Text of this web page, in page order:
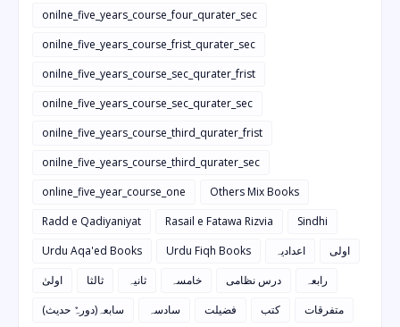
onilne_five_years_course_four_qurater_sec
onilne_five_years_course_frist_qurater_sec
onilne_five_years_course_sec_qurater_frist
onilne_five_years_course_sec_qurater_sec
onilne_five_years_course_third_qurater_frist
onilne_five_years_course_third_qurater_sec
online_five_year_course_one
Others Mix Books
Radd e Qadiyaniyat
Rasail e Fatawa Rizvia
Sindhi
Urdu Aqa'ed Books
Urdu Fiqh Books اعدادیہ
اولی
اولیٰ
ثالثا ثانیہ خامسہ درس نظامی
رابعہ
سابعہ(دورہٌ حدیث)
سادسہ فضیلت کتب
متفرقات